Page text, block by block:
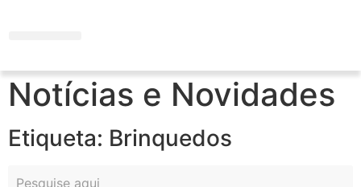
Notícias e Novidades
Etiqueta: Brinquedos